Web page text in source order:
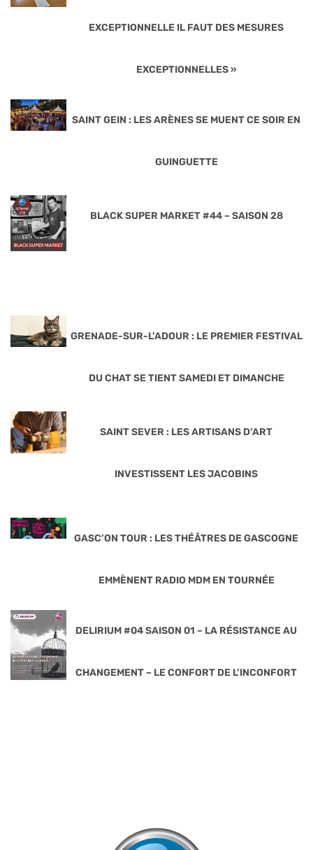
EXCEPTIONNELLE IL FAUT DES MESURES
EXCEPTIONNELLES »
SAINT GEIN : LES ARÈNES SE MUENT CE SOIR EN
GUINGUETTE
BLACK SUPER MARKET #44 – SAISON 28
GRENADE-SUR-L’ADOUR : LE PREMIER FESTIVAL
DU CHAT SE TIENT SAMEDI ET DIMANCHE
SAINT SEVER : LES ARTISANS D’ART
INVESTISSENT LES JACOBINS
GASC’ON TOUR : LES THÉÂTRES DE GASCOGNE
EMMÈNENT RADIO MDM EN TOURNÉE
DELIRIUM #04 SAISON 01 – LA RÉSISTANCE AU
CHANGEMENT – LE CONFORT DE L’INCONFORT